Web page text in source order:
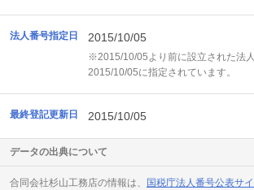
法人番号指定日 2015/10/05
※2015/10/05より前に設立された法
2015/10/05に指定されています。
最終登記更新日 2015/10/05
データの出典について
合同会社杉山工務店の情報は、 国税庁法人番号公表サイ